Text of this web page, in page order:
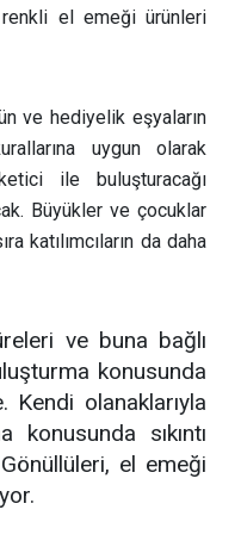
el emeği ürünleri
ve hediyelik eşyaların
uygun olarak
ile buluşturacağı
Büyükler ve çocuklar
katılımcıların da daha
ve buna bağlı
konusunda
olanaklarıyla
sıkıntı
el emeği